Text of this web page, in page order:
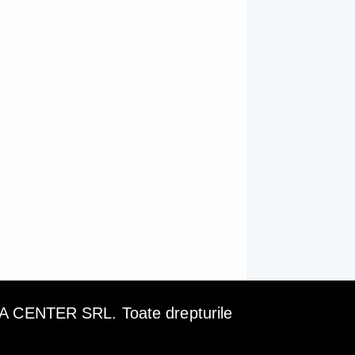
CENTER SRL. Toate drepturile